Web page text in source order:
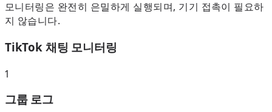
모니터링은 완전히 은밀하게 실행되며, 기기 접촉이 필요하
지 않습니다.
TikTok 채팅 모니터링
1
그룹 로그